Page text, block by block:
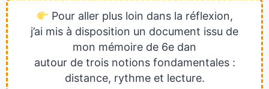
Pour aller plus loin dans la réflexion,
j’ai mis à disposition un document issu de
mon mémoire de 6e dan
autour de trois notions fondamentales :
distance, rythme et lecture.